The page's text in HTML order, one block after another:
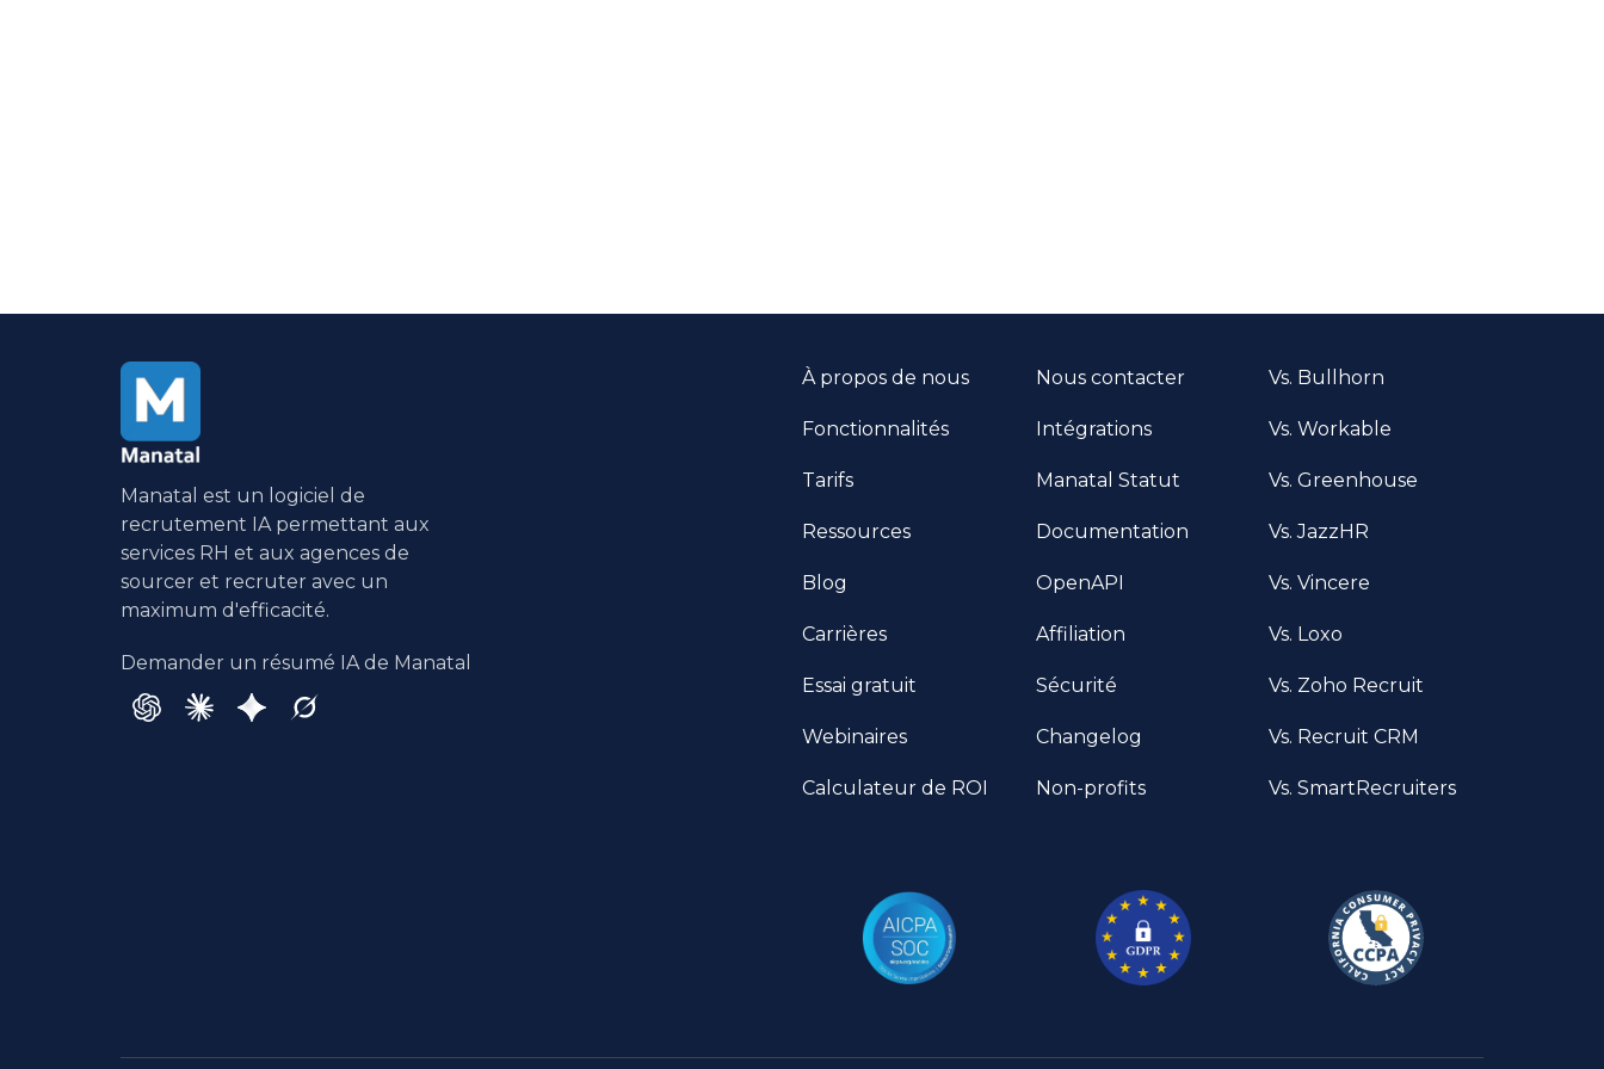
Manatal est un logiciel de
recrutement IA permettant aux
services RH et aux agences de
sourcer et recruter avec un
maximum d'efficacité.
Demander un résumé IA de Manatal
À propos de nous
Fonctionnalités
Tarifs
Ressources
Blog
Carrières
Essai gratuit
Webinaires
Calculateur de ROI
Nous contacter
Intégrations
Manatal Statut
Documentation
OpenAPI
Affiliation
Sécurité
Changelog
Non-profits
Vs. Bullhorn
Vs. Workable
Vs. Greenhouse
Vs. JazzHR
Vs. Vincere
Vs. Loxo
Vs. Zoho Recruit
Vs. Recruit CRM
Vs. SmartRecruiters